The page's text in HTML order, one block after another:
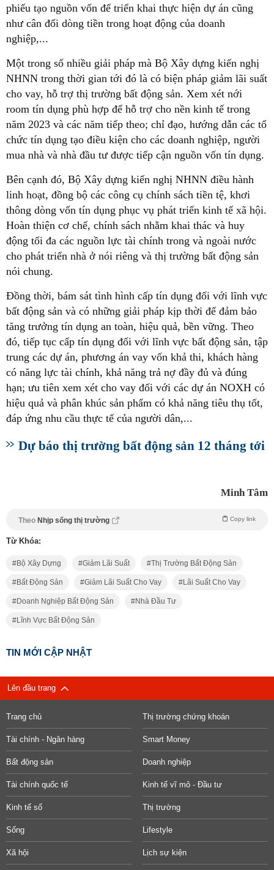
phiếu tạo nguồn vốn để triển khai thực hiện dự án cũng
như cân đối dòng tiền trong hoạt động của doanh
nghiệp,...
Một trong số nhiều giải pháp mà Bộ Xây dựng kiến nghị
NHNN trong thời gian tới đó là có biện pháp giảm lãi suất
cho vay, hỗ trợ thị trường bất động sản. Xem xét nới
room tín dụng phù hợp để hỗ trợ cho nền kinh tế trong
năm 2023 và các năm tiếp theo; chỉ đạo, hướng dẫn các tổ
chức tín dụng tạo điều kiện cho các doanh nghiệp, người
mua nhà và nhà đầu tư được tiếp cận nguồn vốn tín dụng.
Bên cạnh đó, Bộ Xây dựng kiến nghị NHNN điều hành
linh hoạt, đồng bộ các công cụ chính sách tiền tệ, khơi
thông dòng vốn tín dụng phục vụ phát triển kinh tế xã hội.
Hoàn thiện cơ chế, chính sách nhằm khai thác và huy
động tối đa các nguồn lực tài chính trong và ngoài nước
cho phát triển nhà ở nói riêng và thị trường bất động sản
nói chung.
Đồng thời, bám sát tình hình cấp tín dụng đối với lĩnh vực
bất động sản và có những giải pháp kịp thời để đảm bảo
tăng trưởng tín dụng an toàn, hiệu quả, bền vững. Theo
đó, tiếp tục cấp tín dụng đối với lĩnh vực bất động sản, tập
trung các dự án, phương án vay vốn khả thi, khách hàng
có năng lực tài chính, khả năng trả nợ đầy đủ và đúng
hạn; ưu tiên xem xét cho vay đối với các dự án NOXH có
hiệu quả và phân khúc sản phẩm có khả năng tiêu thụ tốt,
đáp ứng nhu cầu thực tế của người dân,...
Dự báo thị trường bất động sản 12 tháng tới
Minh Tâm
Theo Nhịp sống thị trường Copy link
Từ Khóa:
Bộ Xây Dựng Giảm Lãi Suất Thị Trường Bất Động Sản
Bất Động Sản Giảm Lãi Suất Cho Vay Lãi Suất Cho Vay
Doanh Nghiệp Bất Động Sản Nhà Đầu Tư
Lĩnh Vực Bất Động Sản
TIN MỚI CẬP NHẬT
Lên đầu trang
Trang chủ Thị trường chứng khoán
Tài chính - Ngân hàng Smart Money
Bất động sản Doanh nghiệp
Tài chính quốc tế Kinh tế vĩ mô - Đầu tư
Kinh tế số Thị trường
Sống Lifestyle
Xã hội Lịch sự kiện